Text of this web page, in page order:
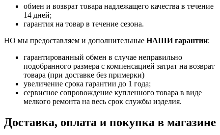
обмен и возврат товара надлежащего качества в течение
14 дней;
гарантия на товар в течение сезона.
НО мы предоставляем и дополнительные НАШИ гарантии:
гарантированный обмен в случае неправильно
подобранного размера с компенсацией затрат на возврат
товара (при доставке без примерки)
увеличение срока гарантии до 1 года;
сервисное сопровождение купленного товара в виде
мелкого ремонта на весь срок службы изделия.
Доставка, оплата и покупка в магазине